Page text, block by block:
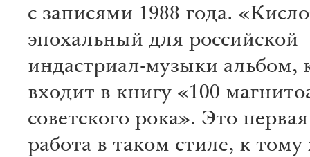
с записями 1988 года.
эпохальный для российской
индастриал-музыки альбом,
входит в книгу «100
советского рока». Это
работа в таком стиле, к тому